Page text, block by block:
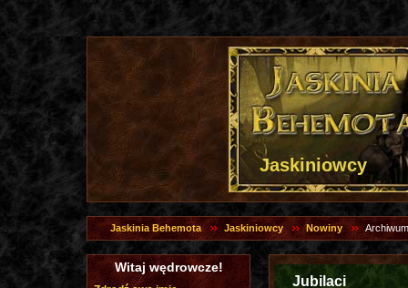
Jaskiniowcy
Jaskinia Behemota Jaskiniowcy Nowiny
Jubilaci
Witaj wędrowcze!